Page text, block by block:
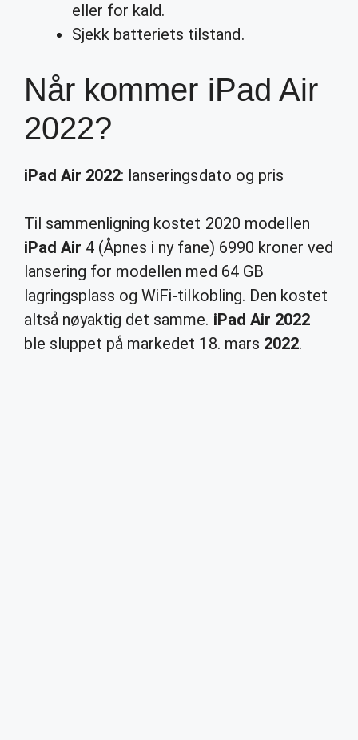
eller for kald.
Sjekk batteriets tilstand.
Når kommer iPad Air
2022?
iPad Air 2022: lanseringsdato og pris
Til sammenligning kostet 2020 modellen
iPad Air 4 (Åpnes i ny fane) 6990 kroner ved
lansering for modellen med 64 GB
lagringsplass og WiFi-tilkobling. Den kostet
altså nøyaktig det samme. iPad Air 2022
ble sluppet på markedet 18. mars 2022.